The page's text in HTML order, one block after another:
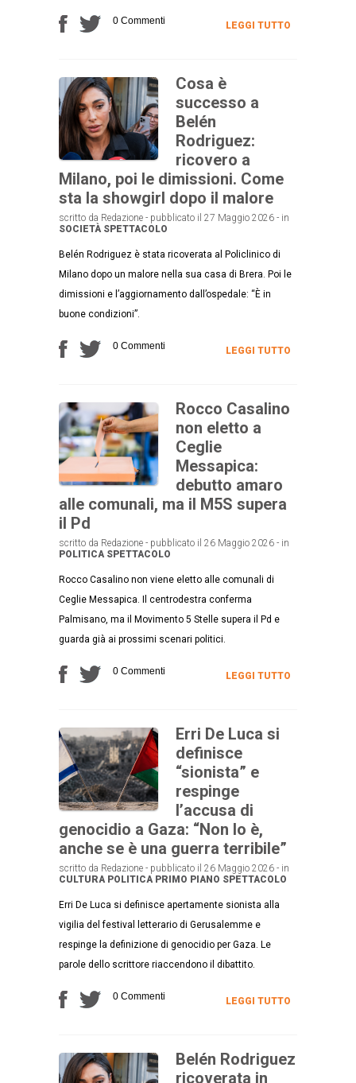
0 Commenti LEGGI TUTTO
Cosa è
successo a
Belén
Rodriguez:
ricovero a
Milano, poi le dimissioni. Come
sta la showgirl dopo il malore
scritto da Redazione - pubblicato il 27 Maggio 2026 - in
SOCIETÀ SPETTACOLO
Belén Rodriguez è stata ricoverata al Policlinico di
Milano dopo un malore nella sua casa di Brera. Poi le
dimissioni e l’aggiornamento dall’ospedale: “È in
buone condizioni”.
0 Commenti LEGGI TUTTO
Rocco Casalino
non eletto a
Ceglie
Messapica:
debutto amaro
alle comunali, ma il M5S supera
il Pd
scritto da Redazione - pubblicato il 26 Maggio 2026 - in
POLITICA SPETTACOLO
Rocco Casalino non viene eletto alle comunali di
Ceglie Messapica. Il centrodestra conferma
Palmisano, ma il Movimento 5 Stelle supera il Pd e
guarda già ai prossimi scenari politici.
0 Commenti LEGGI TUTTO
Erri De Luca si
definisce
“sionista” e
respinge
l’accusa di
genocidio a Gaza: “Non lo è,
anche se è una guerra terribile”
scritto da Redazione - pubblicato il 26 Maggio 2026 - in
CULTURA POLITICA PRIMO PIANO SPETTACOLO
Erri De Luca si definisce apertamente sionista alla
vigilia del festival letterario di Gerusalemme e
respinge la definizione di genocidio per Gaza. Le
parole dello scrittore riaccendono il dibattito.
0 Commenti LEGGI TUTTO
Belén Rodriguez
ricoverata in